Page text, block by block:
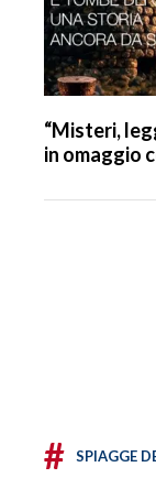
“Misteri,
in omaggio
# SPIAGGE